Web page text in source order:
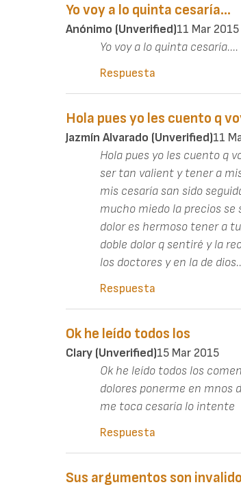
Yo voy a lo quinta cesaría...
Anónimo (unverified)11 Mar 2015
Yo voy a lo quinta
Respuesta
Hola pues yo les cuento q
Jazmín Alvarado (unverified)11
Hola pues yo les cuento q
ser tan valient y tener a
mis cesaría san sido
mucho miedo la precios se
dolor es hermoso tener a
doble dolor q sentiré y la
los doctores y en la de
Respuesta
Ok he leído todos los
Clary (unverified)15 Mar 2015
Ok he leído todos los
dolores ponerme en mnos
me toca cesaría lo intente
Respuesta
Sus argumentos son